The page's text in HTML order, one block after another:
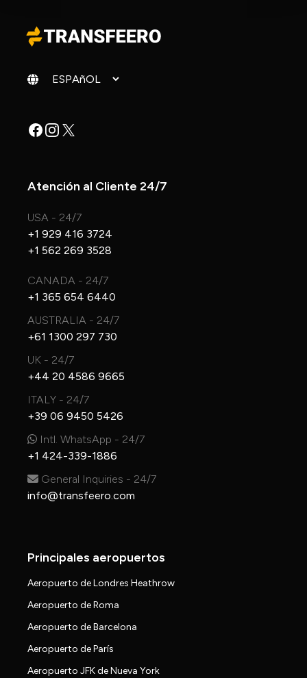
Cambiar idioma
Facebook
Instagram
X
Atención al Cliente 24/7
USA - 24/7
+1 929 416 3724
+1 562 269 3528
CANADA - 24/7
+1 365 654 6440
AUSTRALIA - 24/7
+61 1300 297 730
UK - 24/7
+44 20 4586 9665
ITALY - 24/7
+39 06 9450 5426
Intl. WhatsApp - 24/7
+1 424-339-1886
General Inquiries - 24/7
info@transfeero.com
Principales aeropuertos
Aeropuerto de Londres Heathrow
Aeropuerto de Roma
Aeropuerto de Barcelona
Aeropuerto de París
Aeropuerto JFK de Nueva York